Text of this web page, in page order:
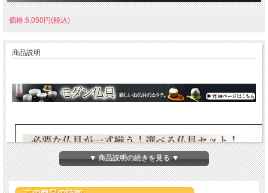
価格:6,050円(税込)
商品説明
▼ 商品説明の続きを見る ▼